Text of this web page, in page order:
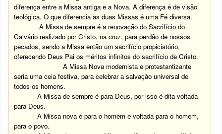
diferença entre a Missa antiga e a Nova. A diferença é de visão
teológica. O que diferencia as duas Missas é uma Fé diversa.
A Missa de sempre é a renovação do Sacrifício do
Calvário realizado por Cristo, na cruz, para perdão de nossos
pecados, sendo a Missa então um sacrifício propiciatório,
oferecendo Deus Pai os méritos infinitos do sacrifício de Cristo.
A Missa Nova modernista e protestantizante
seria uma ceia festiva, para celebrar a salvação universal de
todos os homens.
A Missa de sempre é para Deus, por isso é dita voltada
para Deus.
A Missa nova é para o homem e voltada para o homem,
para o povo.